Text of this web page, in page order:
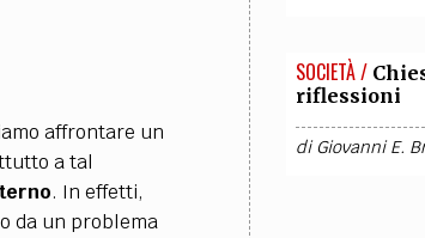
affrontare un
a tal
. In effetti,
da un problema
SOCIETÀ /
riflessioni
diGiovanni E.